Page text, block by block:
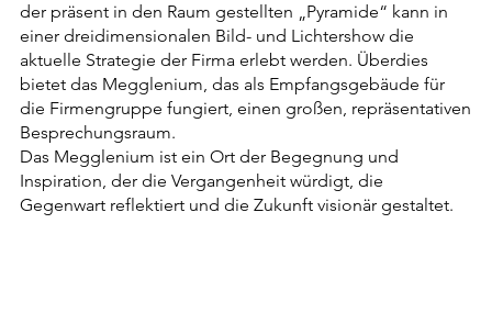
der präsent in den Raum gestellten „Pyramide“ kann in
einer dreidimensionalen Bild- und Lichtershow die
aktuelle Strategie der Firma erlebt werden. Überdies
bietet das Megglenium, das als Empfangsgebäude für
die Firmengruppe fungiert, einen großen, repräsentativen
Besprechungsraum.
Das Megglenium ist ein Ort der Begegnung und
Inspiration, der die Vergangenheit würdigt, die
Gegenwart reflektiert und die Zukunft visionär gestaltet.